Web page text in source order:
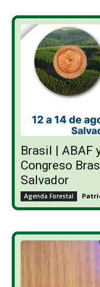
Brasil | ABAF
Congreso
Salvador
Agenda Forestal